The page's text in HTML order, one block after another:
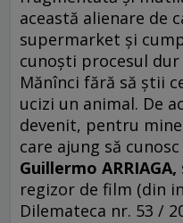
această alienare de
supermarket şi
cunoşti procesul
Mănînci fără să ştii
ucizi un animal. De
devenit, pentru
care ajung să
Guillermo ARRIAGA,
regizor de film (din
Dilemateca nr. 53 /